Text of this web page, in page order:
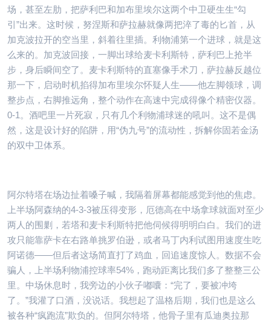
场，甚至左肋，把萨利巴和加布里埃尔这两个中卫硬生生“勾
引”出来。这时候，努涅斯和萨拉赫就像两把淬了毒的匕首，从
加克波拉开的空当里，斜着往里插。利物浦第一个进球，就是这
么来的。加克波回接，一脚出球给麦卡利斯特，萨利巴上抢半
步，身后瞬间空了。麦卡利斯特的直塞像手术刀，萨拉赫反越位
那一下，启动时机掐得加布里埃尔怀疑人生——他左脚领球，调
整步点，右脚推远角，整个动作在高速中完成得像个精密仪器。
0-1。酒吧里一片死寂，只有几个利物浦球迷的吼叫。这不是偶
然，这是设计好的陷阱，用“伪九号”的流动性，拆解你固若金汤
的双中卫体系。
阿尔特塔在场边扯着嗓子喊，我隔着屏幕都能感觉到他的焦虑。
上半场阿森纳的4-3-3被压得变形，厄德高在中场拿球就面对至少
两人的围剿，若塔和麦卡利斯特把他伺候得明明白白。我们的进
攻只能靠萨卡在右路单挑罗伯逊，或者马丁内利试图用速度生吃
阿诺德——但后者这场简直打了鸡血，回追速度惊人。数据不会
骗人，上半场利物浦控球率54%，跑动距离比我们多了整整三公
里。中场休息时，我旁边的小伙子嘟囔：“完了，要被冲垮
了。”我灌了口酒，没说话。我想起了温格后期，我们也是这么
被各种“疯跑流”欺负的。但阿尔特塔，他骨子里有瓜迪奥拉那